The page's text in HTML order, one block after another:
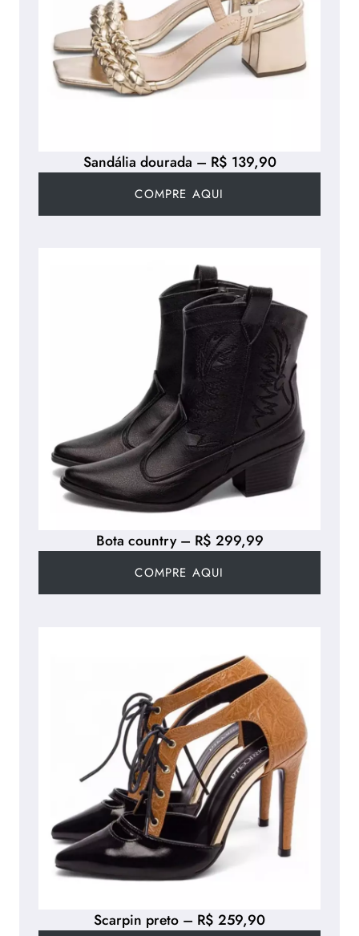
Scarpin preto – R$ 259,90
Sandália dourada – R$ 139,90
COMPRE AQUI
Bota country – R$ 299,99
COMPRE AQUI